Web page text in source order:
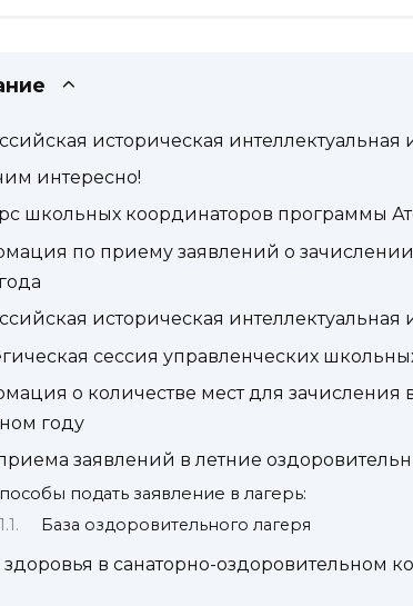
историческая интеллектуальная
интересно!
школьных координаторов программы
по приему заявлений о зачислении
историческая интеллектуальная
сессия управленческих
о количестве мест для зачисления
году
заявлений в летние
подать заявление в лагерь:
База оздоровительного лагеря
здоровья в санаторно-оздоровительном